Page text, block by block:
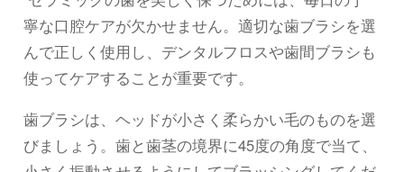
寧な口腔ケアが欠かせません。適切な歯ブラシを選
んで正しく使用し、デンタルフロスや歯間ブラシも
使ってケアすることが重要です。
歯ブラシは、ヘッドが小さく柔らかい毛のものを選
びましょう。歯と歯茎の境界に45度の角度で当て、